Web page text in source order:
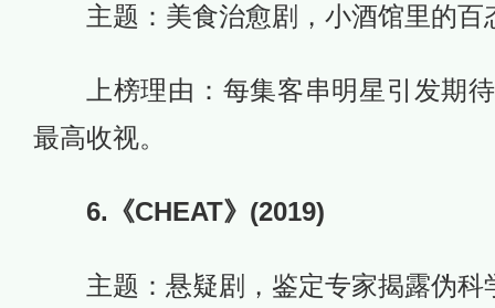
主题：美食治愈剧，小酒馆里的百
上榜理由：每集客串明星引发期
最高收视。
6.《CHEAT》(2019)
主题：悬疑剧，鉴定专家揭露伪科